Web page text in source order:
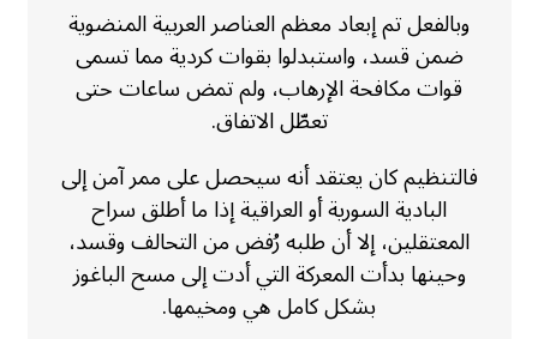
وبالفعل تم إبعاد معظم العناصر العربية المنضوية
ضمن قسد، واستبدلوا بقوات كردية مما تسمى
قوات مكافحة الإرهاب، ولم تمض ساعات حتى
تعطّل الاتفاق.
فالتنظيم كان يعتقد أنه سيحصل على ممر آمن إلى
البادية السورية أو العراقية إذا ما أطلق سراح
المعتقلين، إلا أن طلبه رُفض من التحالف وقسد،
وحينها بدأت المعركة التي أدت إلى مسح الباغوز
بشكل كامل هي ومخيمها.